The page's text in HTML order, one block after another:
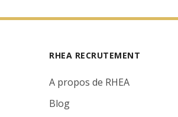
RHEA RECRUTEMENT
A propos de RHEA
Blog